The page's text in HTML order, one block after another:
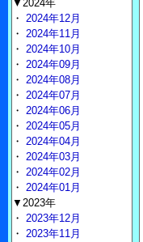
▼2024年
・ 2024年12月
・ 2024年11月
・ 2024年10月
・ 2024年09月
・ 2024年08月
・ 2024年07月
・ 2024年06月
・ 2024年05月
・ 2024年04月
・ 2024年03月
・ 2024年02月
・ 2024年01月
▼2023年
・ 2023年12月
・ 2023年11月